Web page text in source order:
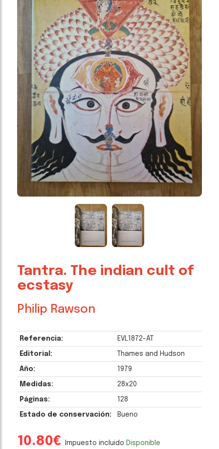
Tantra. The indian cult of
ecstasy
Philip Rawson
Referencia: EVL1872-AT
Editorial: Thames and Hudson
Año: 1979
Medidas: 28x20
Páginas: 128
Estado de conservación: Bueno
10.80€ Impuesto incluido Disponible